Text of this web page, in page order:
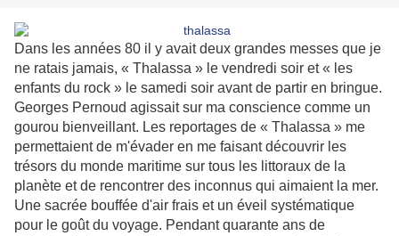
Dans les années 80 il y avait deux grandes messes que je
ne ratais jamais, « Thalassa » le vendredi soir et « les
enfants du rock » le samedi soir avant de partir en bringue.
Georges Pernoud agissait sur ma conscience comme un
gourou bienveillant. Les reportages de « Thalassa » me
permettaient de m'évader en me faisant découvrir les
trésors du monde maritime sur tous les littoraux de la
planète et de rencontrer des inconnus qui aimaient la mer.
Une sacrée bouffée d'air frais et un éveil systématique
pour le goût du voyage. Pendant quarante ans de